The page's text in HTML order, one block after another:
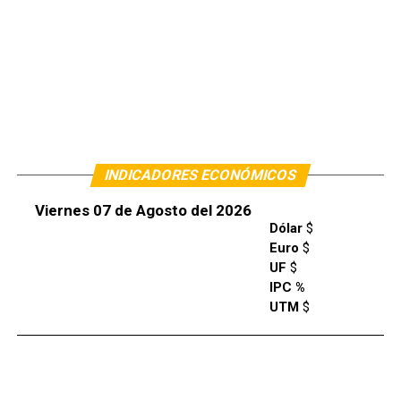
INDICADORES ECONÓMICOS
Viernes 07 de Agosto del 2026
Dólar$
Euro $
UF $
IPC %
UTM$